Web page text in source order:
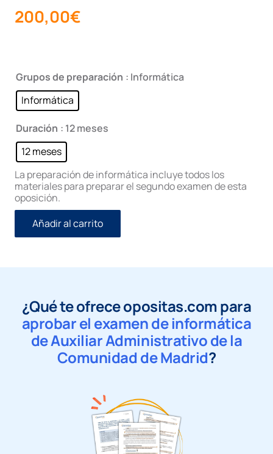
200,00€
Grupos de preparación : Informática
Informática
Duración : 12 meses
12 meses
La preparación de informática incluye todos los
materiales para preparar el segundo examen de esta
oposición.
Añadir al carrito
¿Qué te ofrece opositas.com para
aprobar el examen de informática
de Auxiliar Administrativo de la
Comunidad de Madrid?